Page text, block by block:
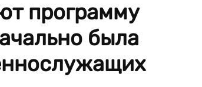
программу
была